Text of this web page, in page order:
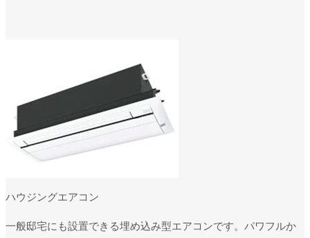
ハウジングエアコン
一般邸宅にも設置できる埋め込み型エアコンです。パワフルか